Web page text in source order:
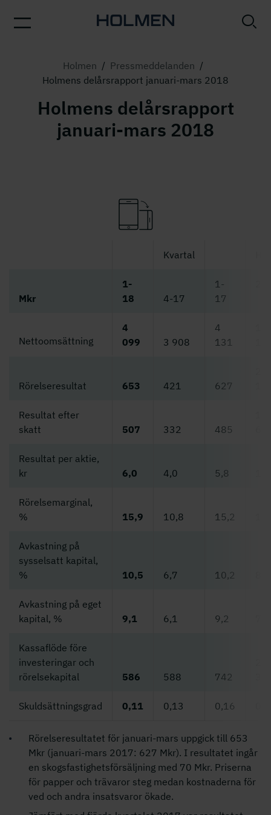
Holmen / Pressmeddelanden /
Holmens delårsrapport januari-mars 2018
Holmens delårsrapport
januari-mars 2018
Kvartal
Mkr
1-
18
4-17
1-
17
Nettoomsättning
4
099
3 908
4
131
Rörelseresultat 653 421 627
Resultat efter
skatt
507 332 485
Resultat per aktie,
kr
6,0 4,0 5,8
Rörelsemarginal,
%
15,9 10,8 15,2
Avkastning på
sysselsatt kapital,
%
10,5 6,7 10,2
Avkastning på eget
kapital, %
9,1 6,1 9,2
Kassaflöde före
investeringar och
rörelsekapital
586 588 742
Skuldsättningsgrad 0,11 0,13 0,16
Rörelseresultatet för januari-mars uppgick till 653
Mkr (januari-mars 2017: 627 Mkr). I resultatet ingår
en skogsfastighetsförsäljning med 70 Mkr. Priserna
för papper och trävaror steg medan kostnaderna för
ved och andra insatsvaror ökade.